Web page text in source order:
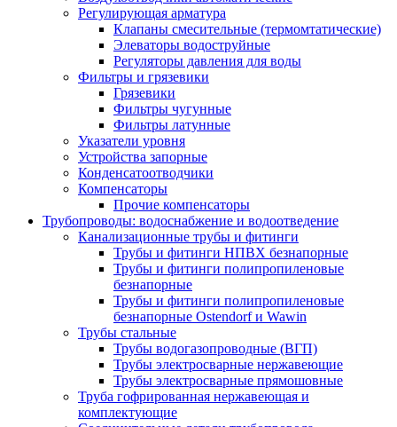
Регулирующая арматура
Клапаны смесительные (термомтатические)
Элеваторы водоструйные
Регуляторы давления для воды
Фильтры и грязевики
Грязевики
Фильтры чугунные
Фильтры латунные
Указатели уровня
Устройства запорные
Конденсатоотводчики
Компенсаторы
Прочие компенсаторы
Трубопроводы: водоснабжение и водоотведение
Канализационные трубы и фитинги
Трубы и фитинги НПВХ безнапорные
Трубы и фитинги полипропиленовые
безнапорные
Трубы и фитинги полипропиленовые
безнапорные Ostendorf и Wawin
Трубы стальные
Трубы водогазопроводные (ВГП)
Трубы электросварные нержавеющие
Трубы электросварные прямошовные
Труба гофрированная нержавеющая и
комплектующие